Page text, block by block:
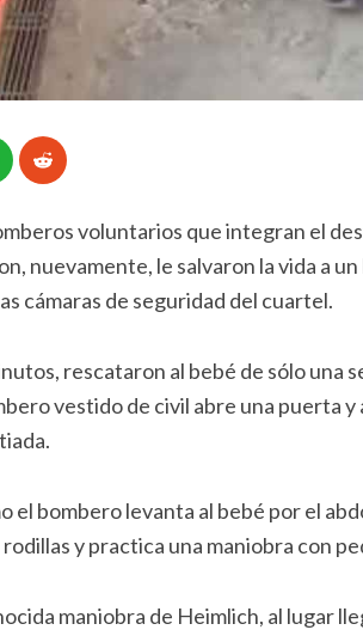
voluntarios que integran el
nuevamente, le salvaron la vida a
cámaras de seguridad del cuartel.
rescataron al bebé de sólo una
vestido de civil abre una puerta
el bombero levanta al bebé por el
y practica una maniobra con
maniobra de Heimlich, al lugar